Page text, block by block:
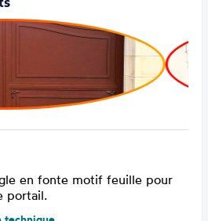
en fonte motif feuille pour
portail.